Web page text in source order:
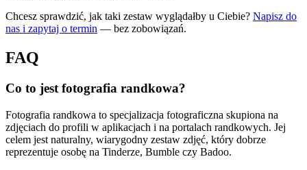
Chcesz sprawdzić, jak taki zestaw wyglądałby u Ciebie? Napisz do
nas i zapytaj o termin — bez zobowiązań.
FAQ
Co to jest fotografia randkowa?
Fotografia randkowa to specjalizacja fotograficzna skupiona na
zdjęciach do profili w aplikacjach i na portalach randkowych. Jej
celem jest naturalny, wiarygodny zestaw zdjęć, który dobrze
reprezentuje osobę na Tinderze, Bumble czy Badoo.